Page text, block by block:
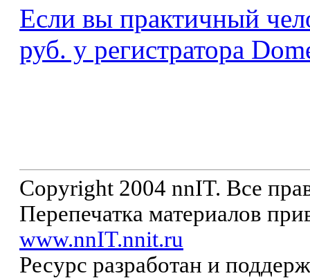
Если вы практичный
руб. у регистратора
Copyright 2004 nnIT. Все
Перепечатка материалов
www.nnIT.nnit.ru
Ресурс разработан и